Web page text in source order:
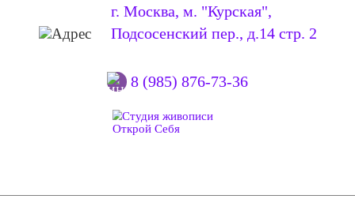
г. Москва, м. "Курская",
Подсосенский пер., д.14 стр. 2
8 (985) 876-73-36